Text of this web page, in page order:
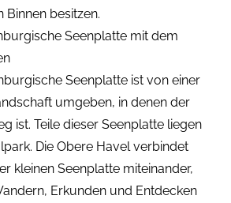
besitzen.
Seenplatte mit dem
Seenplatte ist von einer
umgeben, in denen der
ist. Teile dieser Seenplatte liegen
Die Obere Havel verbindet
kleinen Seenplatte miteinander,
Erkunden und Entdecken